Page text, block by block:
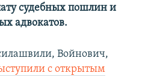
судебных пошлин и
адвокатов.
Войнович,
с открытым